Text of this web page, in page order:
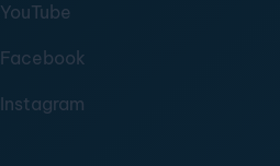
YouTube
Facebook
Instagram